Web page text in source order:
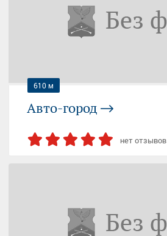
Москва, Семёновский Вал улица, 6а
09:00-17:00 (пн-пт); 10:00-17:00 (сб, вс)
+7 (495) 737...
610 м
Авто-город
нет отзывов
Москва, проспект Будённого, 14, стр. 2
+7 (925) 523...— показать